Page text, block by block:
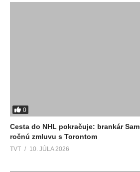
0
Cesta do NHL pokračuje: brankár
ročnú zmluvu s Torontom
TVT 10. JÚLA 2026